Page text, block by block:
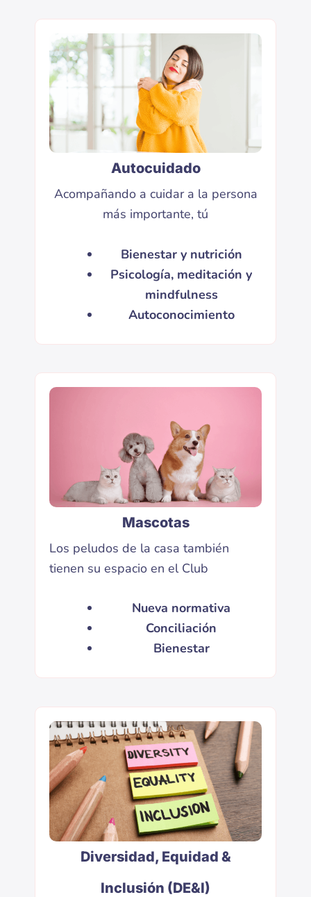
Autocuidado
Acompañando a cuidar a la persona
más importante, tú
Bienestar y nutrición
Psicología, meditación y
mindfulness
Autoconocimiento
Mascotas
Los peludos de la casa también
tienen su espacio en el Club
Nueva normativa
Conciliación
Bienestar
Diversidad, Equidad &
Inclusión (DE&I)